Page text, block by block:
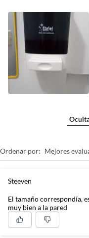
Ordenar por: Mejores
Steeven
El tamaño correspondía,
muy bien a la pared